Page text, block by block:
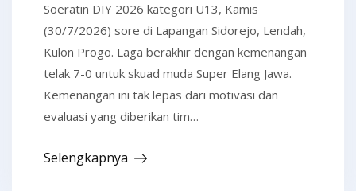
Soeratin DIY 2026 kategori U13, Kamis
(30/7/2026) sore di Lapangan Sidorejo, Lendah,
Kulon Progo. Laga berakhir dengan kemenangan
telak 7-0 untuk skuad muda Super Elang Jawa.
Kemenangan ini tak lepas dari motivasi dan
evaluasi yang diberikan tim…
Selengkapnya